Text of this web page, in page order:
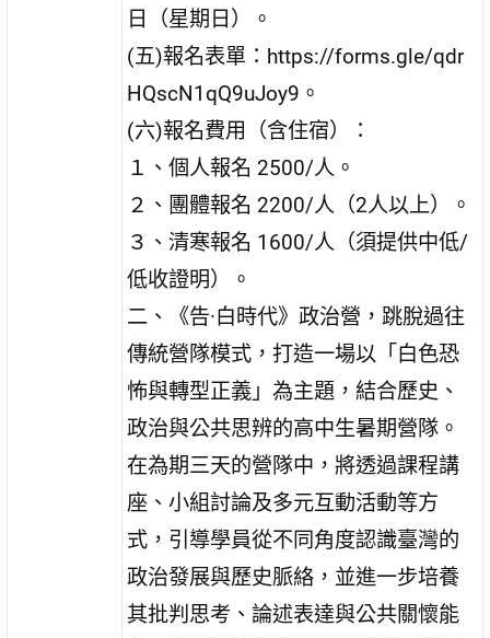
日（星期日）。
(五)報名表單：https://forms.gle/qdr
HQscN1qQ9uJoy9。
(六)報名費用（含住宿）：
１、個人報名 2500/人。
２、團體報名 2200/人（2人以上）。
３、清寒報名 1600/人（須提供中低/
低收證明）。
二、《告·白時代》政治營，跳脫過往
傳統營隊模式，打造一場以「白色恐
怖與轉型正義」為主題，結合歷史、
政治與公共思辨的高中生暑期營隊。
在為期三天的營隊中，將透過課程講
座、小組討論及多元互動活動等方
式，引導學員從不同角度認識臺灣的
政治發展與歷史脈絡，並進一步培養
其批判思考、論述表達與公共關懷能